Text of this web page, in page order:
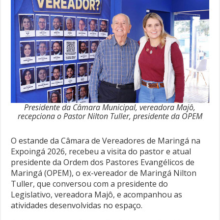
Presidente da Câmara Municipal, vereadora Majô,
recepciona o Pastor Nilton Tuller, presidente da OPEM
O estande da Câmara de Vereadores de Maringá na
Expoingá 2026, recebeu a visita do pastor e atual
presidente da Ordem dos Pastores Evangélicos de
Maringá (OPEM), o ex-vereador de Maringá Nilton
Tuller, que conversou com a presidente do
Legislativo, vereadora Majô, e acompanhou as
atividades desenvolvidas no espaço.